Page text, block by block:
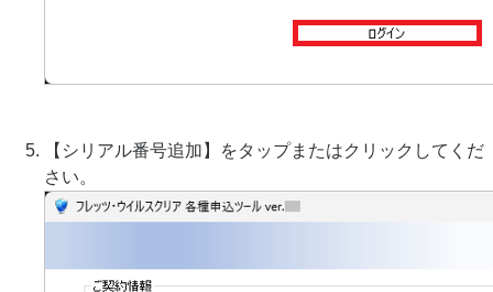
【シリアル番号追加】をタップまたはクリックしてくだ
さい。